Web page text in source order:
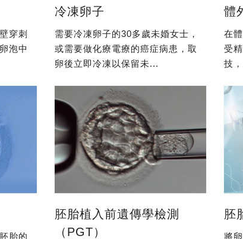
穿刺
泡中
冷凍卵子
需要冷凍卵子的30多歲未婚女士，
或需要做化療電療的癌症病患，取
卵後立即冷凍以保留未...
體
在
受
技
胎的
胚胎植入前遺傳學檢測
（PGT）
胚
將